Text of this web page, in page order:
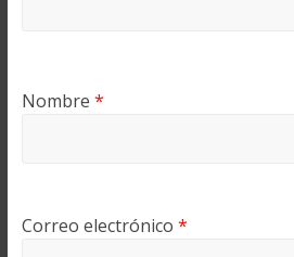
Nombre *
Correo electrónico *